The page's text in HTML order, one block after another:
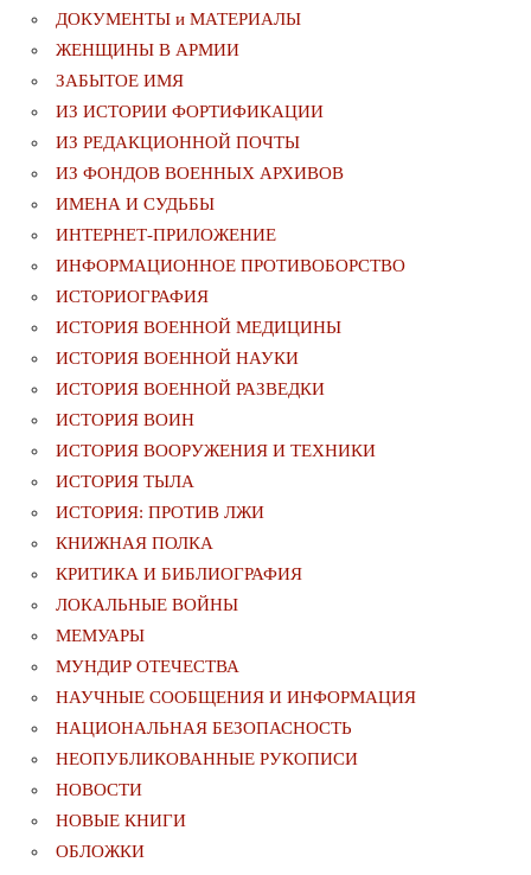
ДОКУМЕНТЫ и МАТЕРИАЛЫ
ЖЕНЩИНЫ В АРМИИ
ЗАБЫТОЕ ИМЯ
ИЗ ИСТОРИИ ФОРТИФИКАЦИИ
ИЗ РЕДАКЦИОННОЙ ПОЧТЫ
ИЗ ФОНДОВ ВОЕННЫХ АРХИВОВ
ИМЕНА И СУДЬБЫ
ИНТЕРНЕТ-ПРИЛОЖЕНИЕ
ИНФОРМАЦИОННОЕ ПРОТИВОБОРСТВО
ИСТОРИОГРАФИЯ
ИСТОРИЯ ВОЕННОЙ МЕДИЦИНЫ
ИСТОРИЯ ВОЕННОЙ НАУКИ
ИСТОРИЯ ВОЕННОЙ РАЗВЕДКИ
ИСТОРИЯ ВОИН
ИСТОРИЯ ВООРУЖЕНИЯ И ТЕХНИКИ
ИСТОРИЯ ТЫЛА
ИСТОРИЯ: ПРОТИВ ЛЖИ
КНИЖНАЯ ПОЛКА
КРИТИКА И БИБЛИОГРАФИЯ
ЛОКАЛЬНЫЕ ВОЙНЫ
МЕМУАРЫ
МУНДИР ОТЕЧЕСТВА
НАУЧНЫЕ СООБЩЕНИЯ И ИНФОРМАЦИЯ
НАЦИОНАЛЬНАЯ БЕЗОПАСНОСТЬ
НЕОПУБЛИКОВАННЫЕ РУКОПИСИ
НОВОСТИ
НОВЫЕ КНИГИ
ОБЛОЖКИ